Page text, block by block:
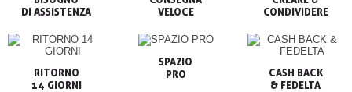
VELOCE
CONDIVIDERE
RITORNO
14 GIORNI
SPAZIO
PRO
CASH BACK
& FEDELTA